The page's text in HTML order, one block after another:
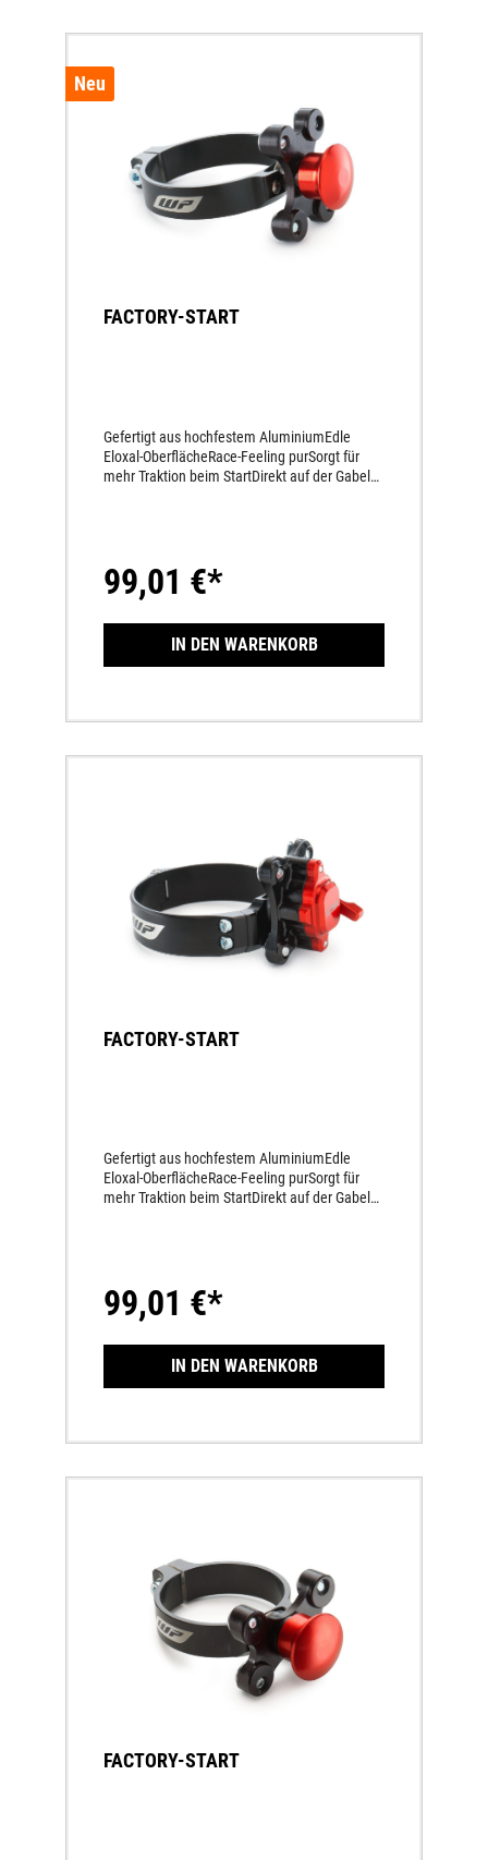
Neu
FACTORY-START
Gefertigt aus hochfestem AluminiumEdle
Eloxal-OberflächeRace-Feeling purSorgt für
mehr Traktion beim StartDirekt auf der Gabel
99,01 €*
IN DEN WARENKORB
FACTORY-START
Gefertigt aus hochfestem AluminiumEdle
Eloxal-OberflächeRace-Feeling purSorgt für
mehr Traktion beim StartDirekt auf der Gabel
99,01 €*
IN DEN WARENKORB
FACTORY-START